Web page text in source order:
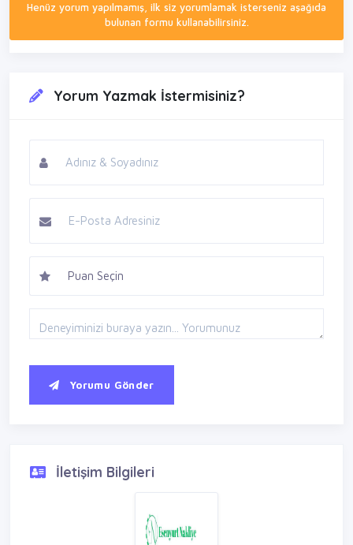
Henüz yorum yapılmamış, ilk siz yorumlamak isterseniz aşağıda
bulunan formu kullanabilirsiniz.
Yorum Yazmak İstermisiniz?
Yorumu Gönder
İletişim Bilgileri